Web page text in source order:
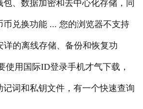
包、数据加密和去中心化存储，同
币兑换功能 ... 您的浏览器不支持
详的离线存储、备份和恢复功
使用国际ID登录手机才气下载，
记词和私钥文件，有一个快速查询